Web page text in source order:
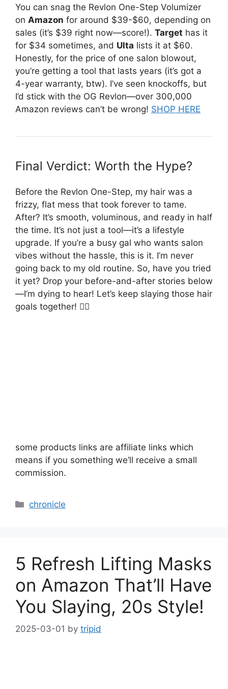
You can snag the Revlon One-Step Volumizer
on Amazon for around $39-$60, depending on
sales (it’s $39 right now—score!). Target has it
for $34 sometimes, and Ulta lists it at $60.
Honestly, for the price of one salon blowout,
you’re getting a tool that lasts years (it’s got a
4-year warranty, btw). I’ve seen knockoffs, but
I’d stick with the OG Revlon—over 300,000
Amazon reviews can’t be wrong! SHOP HERE
Final Verdict: Worth the Hype?
Before the Revlon One-Step, my hair was a
frizzy, flat mess that took forever to tame.
After? It’s smooth, voluminous, and ready in half
the time. It’s not just a tool—it’s a lifestyle
upgrade. If you’re a busy gal who wants salon
vibes without the hassle, this is it. I’m never
going back to my old routine. So, have you tried
it yet? Drop your before-and-after stories below
—I’m dying to hear! Let’s keep slaying those hair
goals together! 💁‍♀️
some products links are affiliate links which
means if you something we’ll receive a small
commission.
Categories
chronicle
5 Refresh Lifting Masks
on Amazon That’ll Have
You Slaying, 20s Style!
2025-03-01 by tripid